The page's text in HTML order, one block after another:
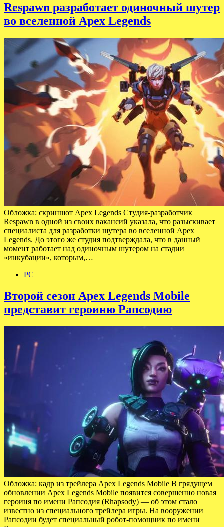
Respawn разработает одиночный шутер
во вселенной Apex Legends
Обложка: скриншот Apex Legends Студия-разработчик
Respawn в одной из своих вакансий указала, что разыскивает
специалиста для разработки шутера во вселенной Apex
Legends. До этого же студия подтверждала, что в данный
момент работает над одиночным шутером на стадии
«инкубации», которым,…
PC
Второй сезон Apex Legends Mobile
представит героиню Рапсодию
Обложка: кадр из трейлера Apex Legends Mobile В грядущем
обновлении Apex Legends Mobile появится совершенно новая
героиня по имени Рапсодия (Rhapsody) — об этом стало
известно из специального трейлера игры. На вооружении
Рапсодии будет специальный робот-помощник по имени